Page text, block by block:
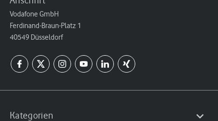
Vodafone GmbH
Ferdinand-Braun-Platz 1
40549 Düsseldorf
Kategorien